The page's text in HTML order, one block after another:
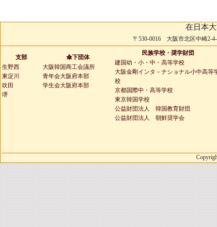
在日本
〒530-0016 大阪市北区中崎2-
支部
生野西
東淀川
吹田
堺
傘下団体
大阪韓国商工会議所
青年会大阪府本部
学生会大阪府本部
民族学校・奨学財団
建国幼・小・中・高等学校
大阪金剛インタ－ナショナル小中高等
校
京都国際中・高等学校
東京韓国学校
公益財団法人 韓国教育財団
公益財団法人 朝鮮奨学会